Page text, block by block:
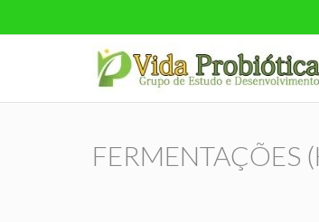
Vida Probiótica
Grupo de Estudo e Desenvolvimento
FERMENTAÇÕES